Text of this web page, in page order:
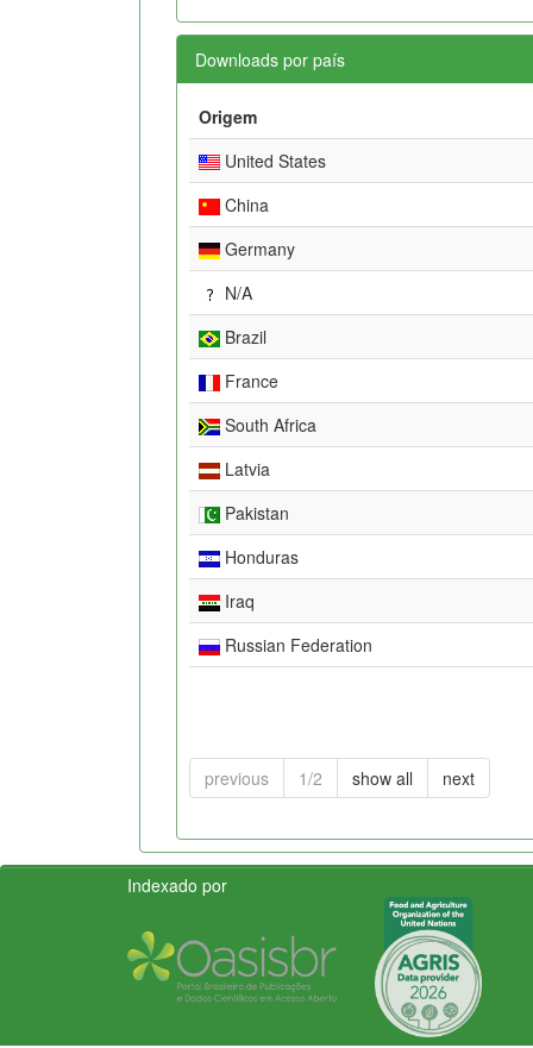
Downloads por país
Origem
United States
China
Germany
N/A
Brazil
France
South Africa
Latvia
Pakistan
Honduras
Iraq
Russian Federation
previous 1/2 show all next
Indexado por